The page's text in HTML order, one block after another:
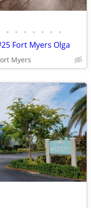
• • • • • • •
Fort Myers Olga
Myers